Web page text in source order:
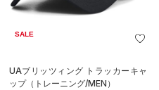
SALE
UAブリッツィング トラッカーキャ
ップ（トレーニング/MEN）